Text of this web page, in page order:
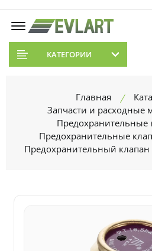
КАТЕГОРИИ
Главная
Запчасти и расходные
Предохранительные
Предохранительные
Предохранительный клапан